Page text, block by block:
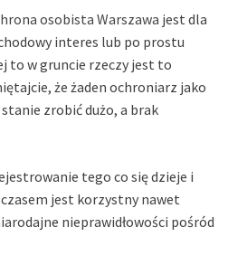
osobista Warszawa jest dla
interes lub po prostu
to w gruncie rzeczy jest to
że żaden ochroniarz jako
zrobić dużo, a brak
tego co się dzieje i
jest korzystny nawet
nieprawidłowości pośród